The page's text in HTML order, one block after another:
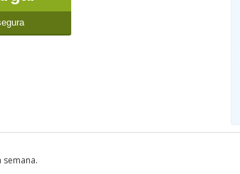
semana.